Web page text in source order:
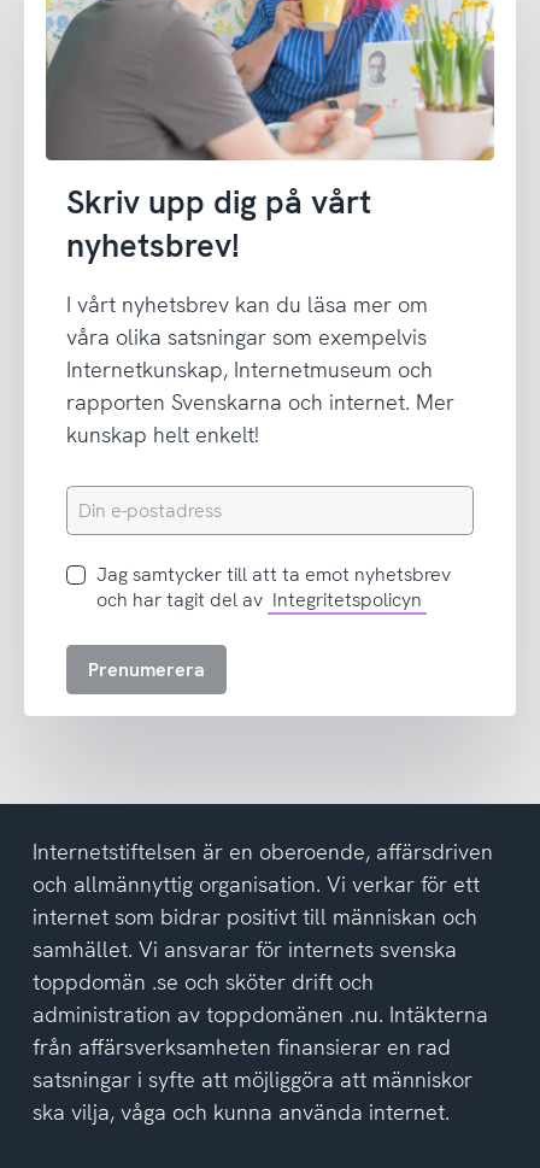
Skriv upp dig på vårt
nyhetsbrev!
I vårt nyhetsbrev kan du läsa mer om
våra olika satsningar som exempelvis
Internetkunskap, Internetmuseum och
rapporten Svenskarna och internet. Mer
kunskap helt enkelt!
Din
e-
Jag
samtycker
att
del
av
integritetspolicyn
Jag samtycker till att ta emot nyhetsbrev
och har tagit del av Integritetspolicyn
Prenumerera
Internetstiftelsen är en oberoende, affärsdriven
och allmännyttig organisation. Vi verkar för ett
internet som bidrar positivt till människan och
samhället. Vi ansvarar för internets svenska
toppdomän .se och sköter drift och
administration av toppdomänen .nu. Intäkterna
från affärsverksamheten finansierar en rad
satsningar i syfte att möjliggöra att människor
ska vilja, våga och kunna använda internet.